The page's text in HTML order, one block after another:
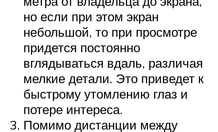
но если при этом экран
небольшой, то при просмотре
придется постоянно
вглядываться вдаль, различая
мелкие детали. Это приведет к
быстрому утомлению глаз и
потере интереса.
Помимо дистанции между